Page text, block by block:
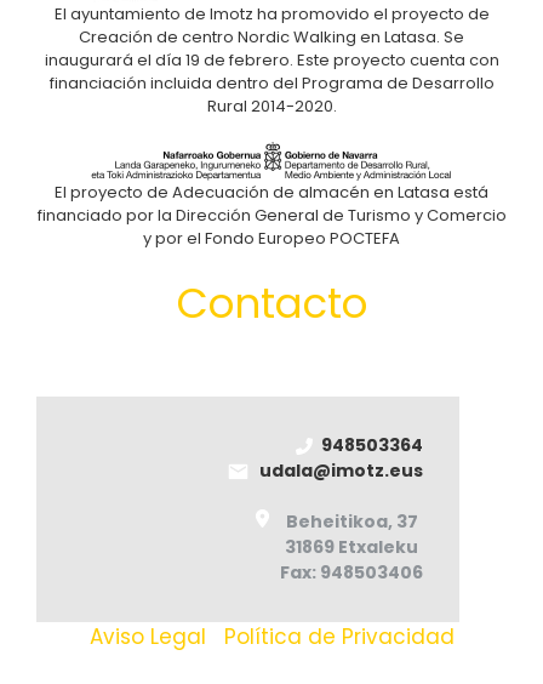
El ayuntamiento de Imotz ha promovido el proyecto de
Creación de centro Nordic Walking en Latasa. Se
inaugurará el día 19 de febrero. Este proyecto cuenta con
financiación incluida dentro del Programa de Desarrollo
Rural 2014-2020.
El proyecto de Adecuación de almacén en Latasa está
financiado por la Dirección General de Turismo y Comercio
y por el Fondo Europeo POCTEFA
Contacto
948503364
udala@imotz.eus
Beheitikoa, 37
31869 Etxaleku
Fax: 948503406
Aviso Legal Política de Privacidad